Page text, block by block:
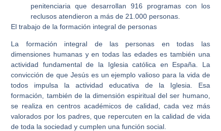
penitenciaria que desarrollan 916 programas con los
reclusos atendieron a más de 21.000 personas.
El trabajo de la formación integral de personas
La formación integral de las personas en todas las
dimensiones humanas y en todas las edades es también una
actividad fundamental de la Iglesia católica en España. La
convicción de que Jesús es un ejemplo valioso para la vida de
todos impulsa la actividad educativa de la Iglesia. Esa
formación, también de la dimensión espiritual del ser humano,
se realiza en centros académicos de calidad, cada vez más
valorados por los padres, que repercuten en la calidad de vida
de toda la sociedad y cumplen una función social.